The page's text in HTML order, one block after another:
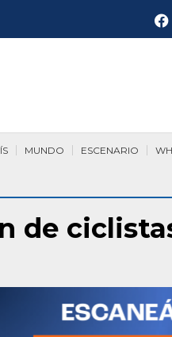
ESCENARIO
MUNDO
de